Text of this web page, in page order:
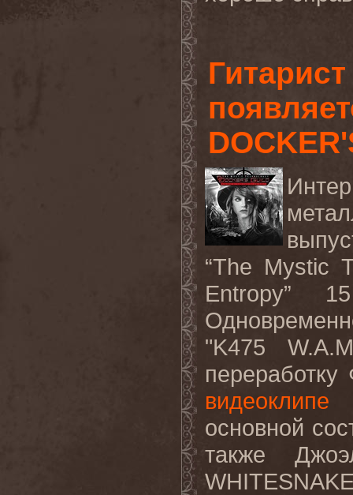
“The Mystic
Entropy”
"K475
переработку
видеоклипе
основной
также